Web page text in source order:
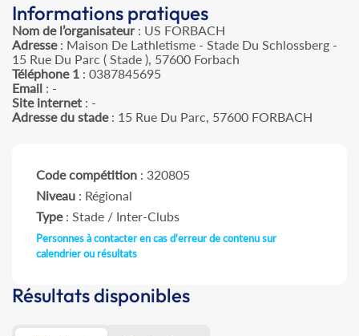
Informations pratiques
Nom de l’organisateur: US FORBACH
Adresse: Maison De Lathletisme - Stade Du Schlossberg -
15 Rue Du Parc ( Stade ), 57600 Forbach
Téléphone 1 : 0387845695
Email : -
Site internet : -
Adresse du stade: 15 Rue Du Parc, 57600 FORBACH
Code compétition : 320805
Niveau : Régional
Type: Stade / Inter-Clubs
Personnes à contacter en cas d'erreur de contenu sur
calendrier ou résultats
Résultats disponibles